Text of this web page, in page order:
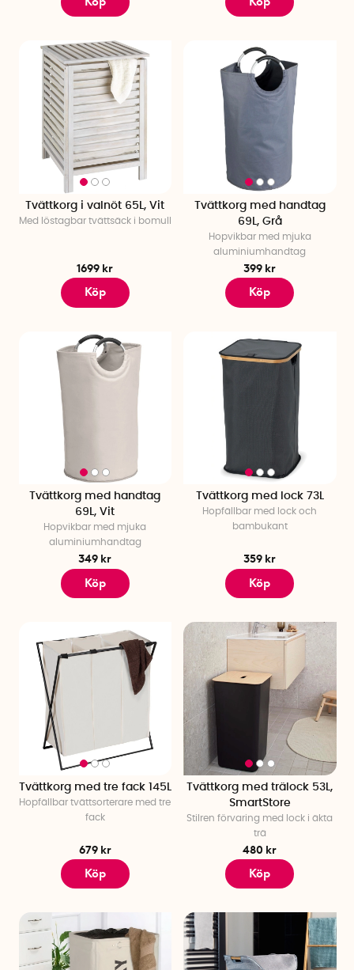
Tvättkorg i valnöt 65L, Vit
Med löstagbar tvättsäck i bomull
1699 kr
Köp
Tvättkorg med handtag
69L, Grå
Hopvikbar med mjuka
aluminiumhandtag
399 kr
Köp
Tvättkorg med handtag
69L, Vit
Hopvikbar med mjuka
aluminiumhandtag
349 kr
Köp
Tvättkorg med lock 73L
Hopfällbar med lock och
bambukant
359 kr
Köp
Tvättkorg med tre fack 145L
Hopfällbar tvättsorterare med tre
fack
679 kr
Köp
Tvättkorg med trälock 53L,
SmartStore
Stilren förvaring med lock i äkta
trä
480 kr
Köp